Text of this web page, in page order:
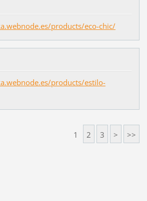
products/eco-chic/
products/estilo-
1 2 3 > >>